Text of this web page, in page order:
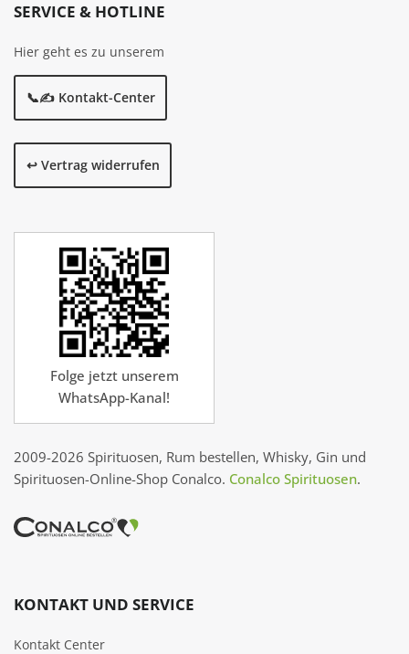
SERVICE & HOTLINE
Hier geht es zu unserem
📞✍️ Kontakt-Center
↩️ Vertrag widerrufen
Folge jetzt unserem
WhatsApp-Kanal!
2009-2026 Spirituosen, Rum bestellen, Whisky, Gin und
Spirituosen-Online-Shop Conalco. Conalco Spirituosen.
KONTAKT UND SERVICE
Kontakt Center